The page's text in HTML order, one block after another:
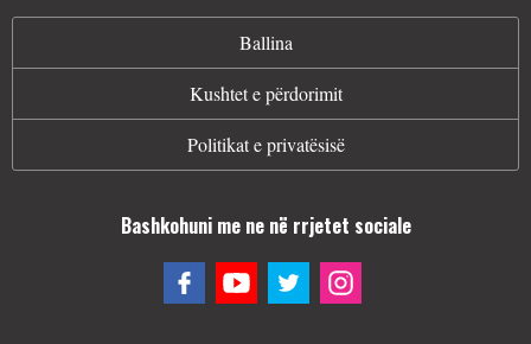
Ballina
Kushtet e përdorimit
Politikat e privatësisë
Bashkohuni me ne në rrjetet sociale